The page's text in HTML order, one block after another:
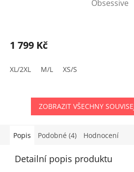
Obsessive
1 799 Kč
XL/2XL M/L XS/S
ZOBRAZIT VŠECHNY
Popis Podobné (4) Hodnocení
Detailní popis produktu